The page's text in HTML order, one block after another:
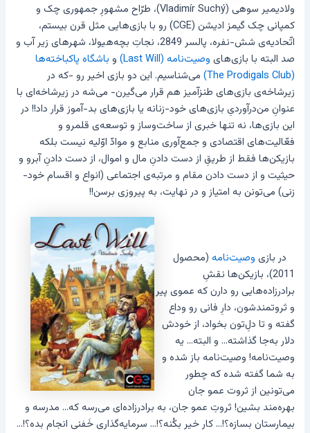
ولادیمیر سوهی (Vladimír Suchý)، طرّاح مشهورِ جمهوری چک و
کمپانی چک گیمز ادیشن (CGE) رو با بازی‌هایی مثل قرن بیستم،
اتّحادیه‌ی شش-نفره، پالسر 2849، نجاتِ بچه‌هیولا، شهرهای زیر آب و
صد البته با بازی‌های وصیت‌نامه (Last Will) و باشگاه پاکباخته‌ها
(The Prodigals Club)
می‌شناسیم. این دو بازی اخیر رو -که در
زیرشاخه‌ی بازی‌های طنزآمیز هم قرار می‌گیرن- می‌شه در زیرشاخه‌ای با
عنوانِ من‌درآوردیِ بازی‌های خود-زنانه یا بازی‌های بد-آموز قرار داد!! در
این بازی‌ها، نه تنها خبری از ساخت‌وساز و توسعه‌ی قلمرو و
فعّالیت‌های اقتصادی و جمع‌آوری منابع و موادّ اوّلیه نیست بلکه
بازیکن‌ها فقط از طریقِ از دست دادنِ مال و اموال، از دست دادنِ آبرو و
حیثیت و از دست دادن مقام و مرتبه‌ی اجتماعی (انواع و اقسام خود-
زنی) می‌تونن به امتیاز و در نهایت، به پیروزی برسن!!
در بازی وصیت‌نامه (محصول
2011)، بازیکن‌ها نقشِ
برادرزاده‌هایی رو دارن که عموی پیر
و ثروتمندشون، دارِ فانی رو وداع
گفته و تا دلِ‌تون بخواد، از خودش
دلار به‌جا گذاشته… و البته… یه
وصیت‌نامه! وصیت‌نامه باز شده و
به شما گفته شده که چطور
می‌تونین از ثروت عمو جان
بهره‌مند بشین! ثروتِ عمو جان، به برادرزاده‌ای می‌رسه که… مدرسه و
بیمارستان بسازه؟!… کار خیر بکُنه؟!… سرمایه‌گذاری خَفنی انجام بده؟!…